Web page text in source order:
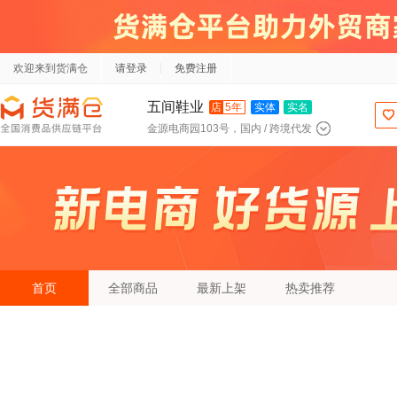
欢迎来到货满仓 请登录 免费注册
五间鞋业 店 5年 实体
实名
金源电商园103号，国内 / 跨境代发
首页 全部商品 最新上架 热卖推荐